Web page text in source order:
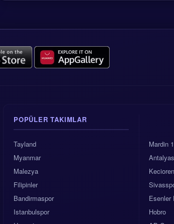
POPÜLER TAKIMLAR
Tayland
Myanmar
Malezya
Filipinler
Bandirmaspor
Istanbulspor
Mardin
Esenler
Hobro